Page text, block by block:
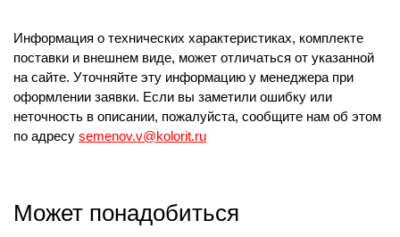
Информация о технических характеристиках, комплекте
поставки и внешнем виде, может отличаться от указанной
на сайте. Уточняйте эту информацию у менеджера при
оформлении заявки. Если вы заметили ошибку или
неточность в описании, пожалуйста, сообщите нам об этом
по адресу semenov.v@kolorit.ru
Может понадобиться